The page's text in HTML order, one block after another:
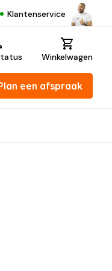
Klantenservice
Winkelwagen
een afspraak